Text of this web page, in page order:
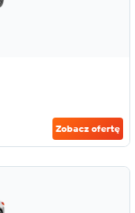
Zobacz ofertę